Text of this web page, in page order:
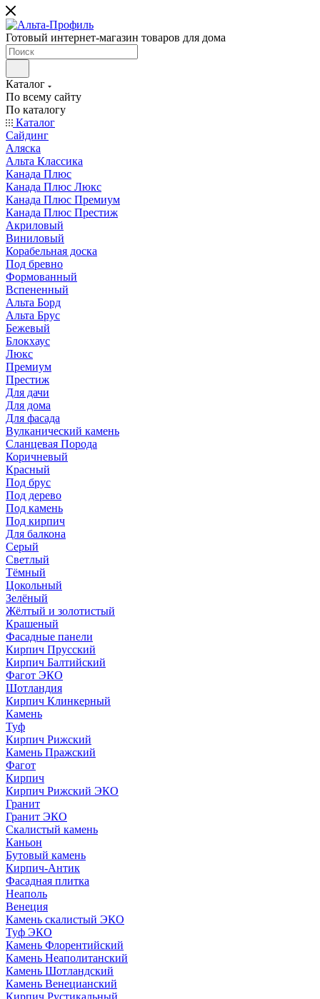
Готовый интернет-магазин товаров для дома
Каталог
По всему сайту
По каталогу
Каталог
Сайдинг
Аляска
Альта Классика
Канада Плюс
Канада Плюс Люкс
Канада Плюс Премиум
Канада Плюс Престиж
Акриловый
Виниловый
Корабельная доска
Под бревно
Формованный
Вспененный
Альта Борд
Альта Брус
Бежевый
Блокхаус
Люкс
Премиум
Престиж
Для дачи
Для дома
Для фасада
Вулканический камень
Сланцевая Порода
Коричневый
Красный
Под брус
Под дерево
Под камень
Под кирпич
Для балкона
Серый
Светлый
Тёмный
Цокольный
Зелёный
Жёлтый и золотистый
Крашеный
Фасадные панели
Кирпич Прусский
Кирпич Балтийский
Фагот ЭКО
Шотландия
Кирпич Клинкерный
Камень
Туф
Кирпич Рижский
Камень Пражский
Фагот
Кирпич
Кирпич Рижский ЭКО
Гранит
Гранит ЭКО
Скалистый камень
Каньон
Бутовый камень
Кирпич-Антик
Фасадная плитка
Неаполь
Венеция
Камень скалистый ЭКО
Туф ЭКО
Камень Флорентийский
Камень Неаполитанский
Камень Шотландский
Камень Венецианский
Кирпич Рустикальный